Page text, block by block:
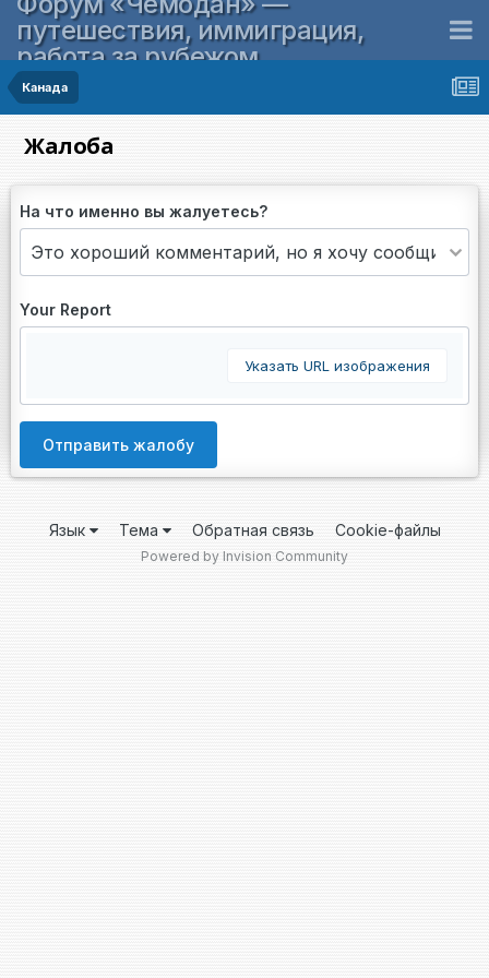
путешествия, иммиграция,
работа за рубежом
Канада
Жалоба
На что именно вы жалуетесь?
Your Report
Указать URL изображения
Отправить жалобу
Язык Тема Обратная связь Cookie-файлы
Powered by Invision Community